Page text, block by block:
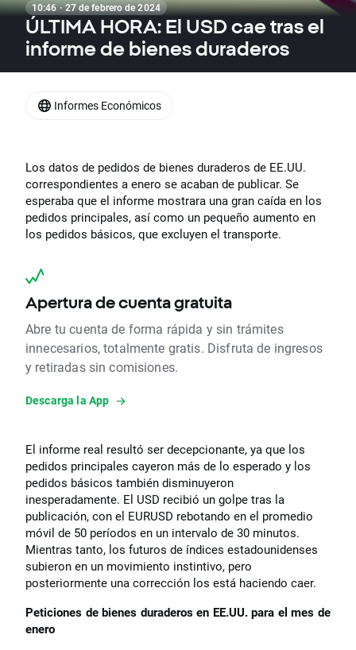
10:46 · 27 de febrero de 2024
ÚLTIMA HORA: El USD cae tras el
informe de bienes duraderos
Los datos de pedidos de bienes duraderos de EE.UU.
correspondientes a enero se acaban de publicar. Se
esperaba que el informe mostrara una gran caída en los
pedidos principales, así como un pequeño aumento en
los pedidos básicos, que excluyen el transporte.
Apertura de cuenta gratuita
Abre tu cuenta de forma rápida y sin trámites
innecesarios, totalmente gratis. Disfruta de ingresos
y retiradas sin comisiones.
Descarga la App
El informe real resultó ser decepcionante, ya que los
pedidos principales cayeron más de lo esperado y los
pedidos básicos también disminuyeron
inesperadamente. El USD recibió un golpe tras la
publicación, con el EURUSD rebotando en el promedio
móvil de 50 períodos en un intervalo de 30 minutos.
Mientras tanto, los futuros de índices estadounidenses
subieron en un movimiento instintivo, pero
posteriormente una corrección los está haciendo caer.
Peticiones de bienes duraderos en EE.UU. para el mes de
enero
Informes Económicos